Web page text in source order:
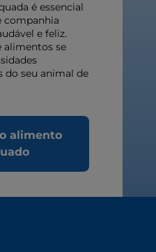
é essencial
companhia
e feliz.
alimentos se
do seu animal de
alimento